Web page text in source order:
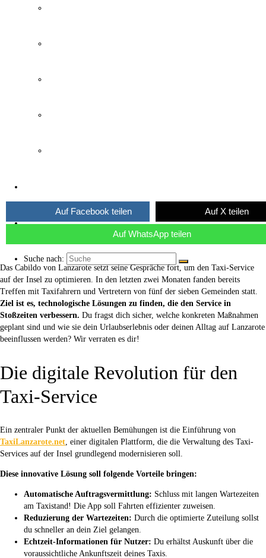
Kaffee ☕
Suche nach:
Auf Facebook teilen Auf X teilen
Auf WhatsApp teilen
Das Cabildo von Lanzarote setzt seine Gespräche fort, um den Taxi-Service
auf der Insel zu optimieren. In den letzten zwei Monaten fanden bereits
Treffen mit Taxifahrern und Vertretern von fünf der sieben Gemeinden statt.
Ziel ist es, technologische Lösungen zu finden, die den Service in
Stoßzeiten verbessern. Du fragst dich sicher, welche konkreten Maßnahmen
geplant sind und wie sie dein Urlaubserlebnis oder deinen Alltag auf Lanzarote
beeinflussen werden? Wir verraten es dir!
Die digitale Revolution für den
Taxi-Service
Ein zentraler Punkt der aktuellen Bemühungen ist die Einführung von
TaxiLanzarote.net, einer digitalen Plattform, die die Verwaltung des Taxi-
Services auf der Insel grundlegend modernisieren soll.
Diese innovative Lösung soll folgende Vorteile bringen:
Automatische Auftragsvermittlung: Schluss mit langen Wartezeiten
am Taxistand! Die App soll Fahrten effizienter zuweisen.
Reduzierung der Wartezeiten: Durch die optimierte Zuteilung sollst
du schneller an dein Ziel gelangen.
Echtzeit-Informationen für Nutzer: Du erhältst Auskunft über die
voraussichtliche Ankunftszeit deines Taxis.